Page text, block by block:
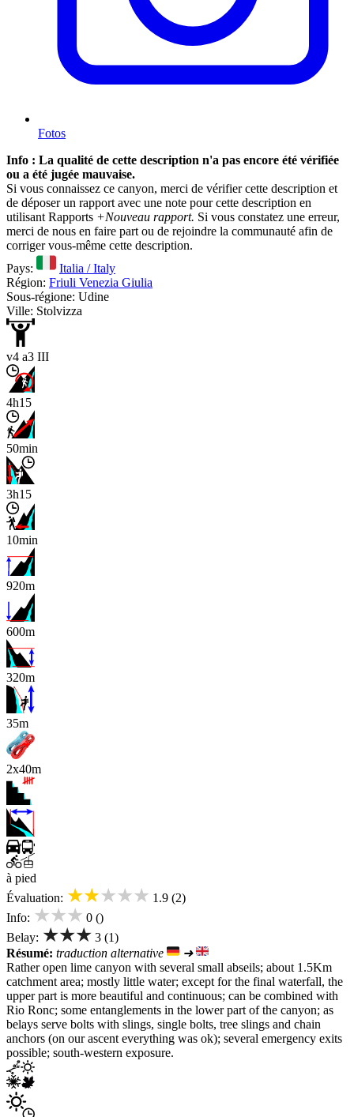
Fotos
Info : La qualité de cette description n'a pas encore été vérifiée
ou a été jugée mauvaise.
Si vous connaissez ce canyon, merci de vérifier cette description et
de déposer un rapport avec une note pour cette description en
utilisant Rapports +Nouveau rapport. Si vous constatez une erreur,
merci de nous en faire part ou de rejoindre la communauté afin de
corriger vous-même cette description.
Pays:
Italia / Italy
Région: Friuli Venezia Giulia
Sous-régione: Udine
Ville: Stolvizza
v4 a3 III
4h15
50min
3h15
10min
920m
600m
320m
x
35m
2x40m
à pied
Évaluation: ★★★★★ 1.9 (2)
Info: ★★★ 0 ()
Belay: ★★★ 3 (1)
Résumé: traduction alternative
➜
Rather open lime canyon with several small abseils; about 1.5Km
catchment area; mostly little water; except for the final waterfall, the
upper part is more beautiful and continuous; can be combined with
Rio Ronc; some entanglements in the lower part of the canyon; as
belays serve bolts with slings, single bolts, tree slings and chain
anchors (on our ascent everything was ok); several emergency exits
possible; south-western exposure.